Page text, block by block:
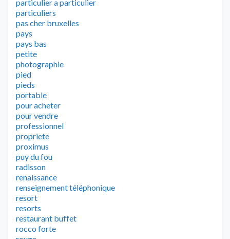
particulier a particulier
particuliers
pas cher bruxelles
pays
pays bas
petite
photographie
pied
pieds
portable
pour acheter
pour vendre
professionnel
propriete
proximus
puy du fou
radisson
renaissance
renseignement téléphonique
resort
resorts
restaurant buffet
rocco forte